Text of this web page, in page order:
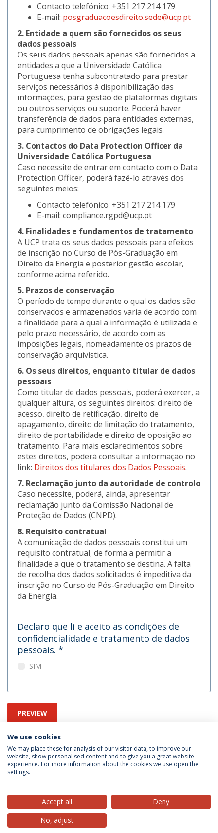
Contacto telefónico: +351 217 214 179
E-mail: posgraduacoesdireito.sede@ucp.pt
2. Entidade a quem são fornecidos os seus
dados pessoais
Os seus dados pessoais apenas são fornecidos a
entidades a que a Universidade Católica
Portuguesa tenha subcontratado para prestar
serviços necessários à disponibilização das
informações, para gestão de plataformas digitais
ou outros serviços ou suporte. Poderá haver
transferência de dados para entidades externas,
para cumprimento de obrigações legais.
3. Contactos do Data Protection Officer da
Universidade Católica Portuguesa
Caso necessite de entrar em contacto com o Data
Protection Officer, poderá fazê-lo através dos
seguintes meios:
Contacto telefónico: +351 217 214 179
E-mail: compliance.rgpd@ucp.pt
4. Finalidades e fundamentos de tratamento
A UCP trata os seus dados pessoais para efeitos
de inscrição no Curso de Pós-Graduação em
Direito da Energia e posterior gestão escolar,
conforme acima referido.
5. Prazos de conservação
O período de tempo durante o qual os dados são
conservados e armazenados varia de acordo com
a finalidade para a qual a informação é utilizada e
pelo prazo necessário, de acordo com as
imposições legais, nomeadamente os prazos de
conservação arquivística.
6. Os seus direitos, enquanto titular de dados
pessoais
Como titular de dados pessoais, poderá exercer, a
qualquer altura, os seguintes direitos: direito de
acesso, direito de retificação, direito de
apagamento, direito de limitação do tratamento,
direito de portabilidade e direito de oposição ao
tratamento. Para mais esclarecimentos sobre
estes direitos, poderá consultar a informação no
link: Direitos dos titulares dos Dados Pessoais.
7. Reclamação junto da autoridade de controlo
Caso necessite, poderá, ainda, apresentar
reclamação junto da Comissão Nacional de
Proteção de Dados (CNPD).
8. Requisito contratual
A comunicação de dados pessoais constitui um
requisito contratual, de forma a permitir a
finalidade a que o tratamento se destina. A falta
de recolha dos dados solicitados é impeditiva da
inscrição no Curso de Pós-Graduação em Direito
da Energia.
Declaro que li e aceito as condições de
confidencialidade e tratamento de dados
pessoais. *
SIM
PREVIEW
Privacy Policy
© 2026 Universidade Católica Portuguesa
We use cookies
We may place these for analysis of our visitor data, to improve our
website, show personalised content and to give you a great website
experience. For more information about the cookies we use open the
settings.
Accept all
Deny
No, adjust